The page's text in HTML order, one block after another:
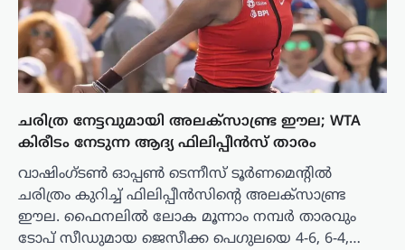
ചരിത്ര നേട്ടവുമായി അലക്സാണ്ട്ര ഈല; WTA
കിരീടം നേടുന്ന ആദ്യ ഫിലിപ്പീൻസ് താരം
വാഷിംഗ്ടൺ ഓപ്പൺ ടെന്നീസ് ടൂർണമെന്റിൽ
ചരിത്രം കുറിച്ച് ഫിലിപ്പീൻസിന്റെ അലക്സാണ്ട്ര
ഈല. ഫൈനലിൽ ലോക മൂന്നാം നമ്പർ താരവും
ടോപ് സീഡുമായ ജെസീക്ക പെഗുലയെ 4-6, 6-4,…